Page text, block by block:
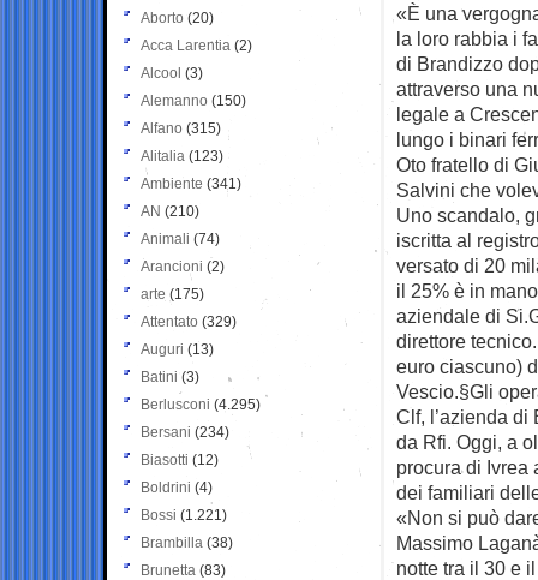
«È una
la loro rabbia i
di Brandizzo
attraverso una
legale a
lungo i binari
Oto fratello di
Salvini che
Uno scandalo,
iscritta al
versato di 20
il 25% è in
aziendale di
direttore
euro ciascuno)
Vescio.§Gli
Clf, l’azienda
da Rfi. Oggi, a
procura di Ivrea
dei familiari
«Non si può
Massimo
notte tra il 30 e
Aborto (20)
Acca Larentia (2)
Alcool (3)
Alemanno (150)
Alfano (315)
Alitalia (123)
Ambiente (341)
AN (210)
Animali (74)
Arancioni (2)
arte (175)
Attentato (329)
Auguri (13)
Batini (3)
Berlusconi (4.295)
Bersani (234)
Biasotti (12)
Boldrini (4)
Bossi (1.221)
Brambilla (38)
Brunetta (83)